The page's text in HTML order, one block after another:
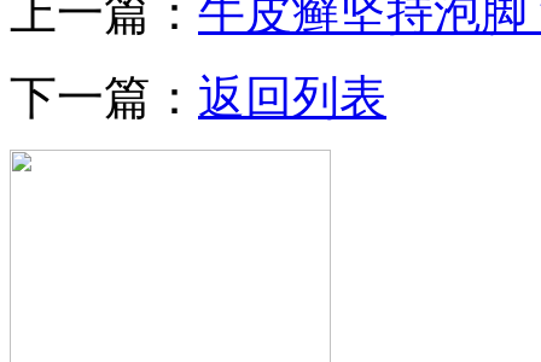
上一篇： 牛皮癣坚持泡
下一篇： 返回列表